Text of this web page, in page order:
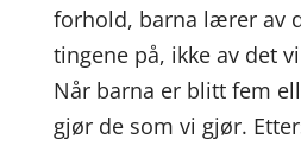
forhold, barna lærer av
tingene på, ikke av det
Når barna er blitt fem
gjør de som vi gjør.